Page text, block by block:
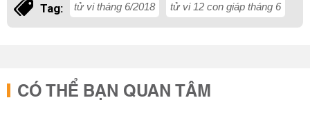
Tag: tử vi tháng 6/2018 tử vi 12 con giáp tháng 6
CÓ THỂ BẠN QUAN TÂM